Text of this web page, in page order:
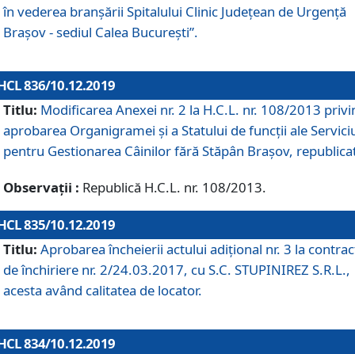
în vederea branșării Spitalului Clinic Județean de Urgență
Brașov - sediul Calea București”.
836/10.12.2019
Titlu: Modificarea Anexei nr. 2 la H.C.L. nr. 108/2013
aprobarea Organigramei şi a Statului de funcții ale
pentru Gestionarea Câinilor fără Stăpân Brașov,
Observații : Republică H.C.L. nr. 108/2013.
835/10.12.2019
Titlu: Aprobarea încheierii actului adițional nr. 3 la
de închiriere nr. 2/24.03.2017, cu S.C. STUPINIREZ S.R.L.,
acesta având calitatea de locator.
834/10.12.2019